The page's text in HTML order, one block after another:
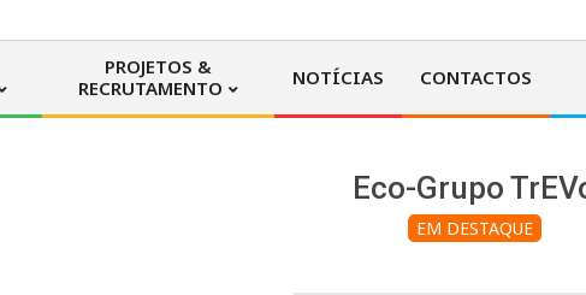
Primary
Navigation
PROJETOS &
RECRUTAMENTO
NOTÍCIAS CONTACTOS
Eco-Grupo
EM DESTAQUE